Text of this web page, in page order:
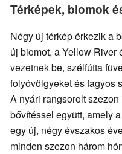
Térképek, biomok
Négy új térkép érkezik a
új biomot, a Yellow River
vezetnek be, szélfútta
folyóvölgyeket és fagyos
A nyári rangsorolt
bővítéssel együtt, amely
egy új, négy évszakos
minden szezon három